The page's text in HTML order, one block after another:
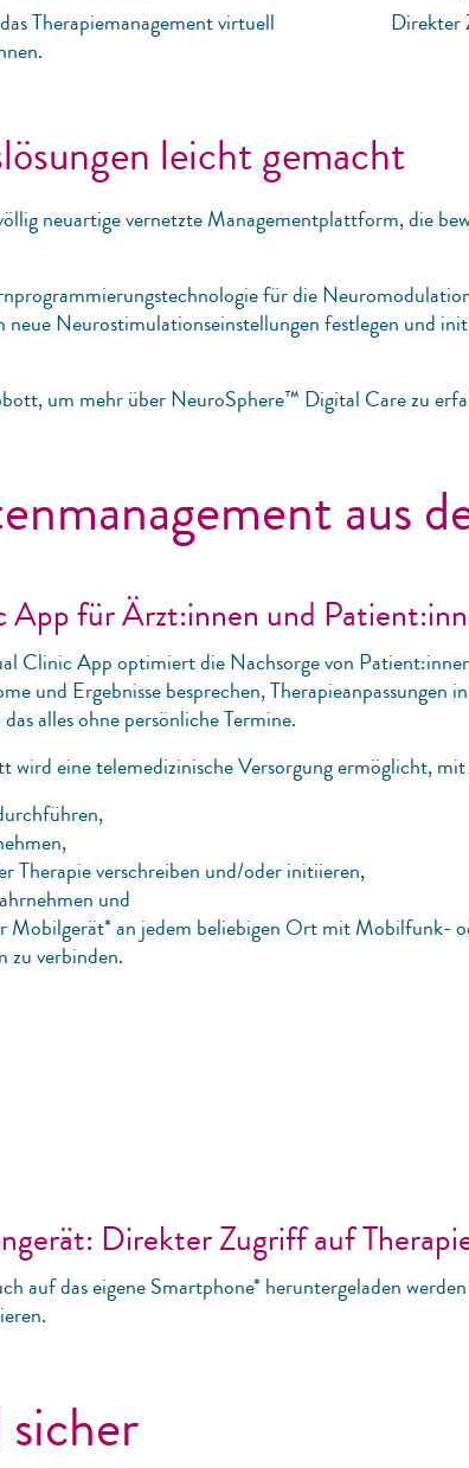
Therapiemanagement virtuell
Direkter
leicht gemacht
neuartige vernetzte Managementplattform, die
für die
neue Neurostimulationseinstellungen festlegen und
um mehr über NeuroSphere™ Digital Care zu
aus
für Ärzt:innen und
Clinic App optimiert die Nachsorge von
und Ergebnisse besprechen, Therapieanpassungen
alles ohne persönliche Termine.
eine telemedizinische Versorgung ermöglicht, mit
Therapie verschreiben und/oder initiieren,
und
Mobilgerät* an jedem beliebigen Ort mit Mobilfunk-
zu verbinden.
Direkter Zugriff auf
auf das eigene Smartphone* heruntergeladen